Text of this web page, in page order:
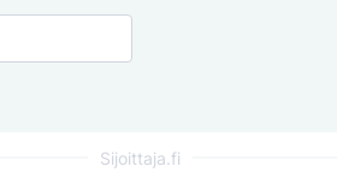
Sijoittaja.fi